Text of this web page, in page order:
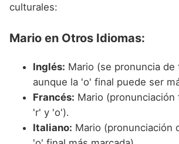
culturales:
Mario en Otros Idiomas:
Inglés: Mario (se pronuncia de
aunque la 'o' final puede ser
Francés: Mario (pronunciación
'r' y 'o').
Italiano: Mario (pronunciación